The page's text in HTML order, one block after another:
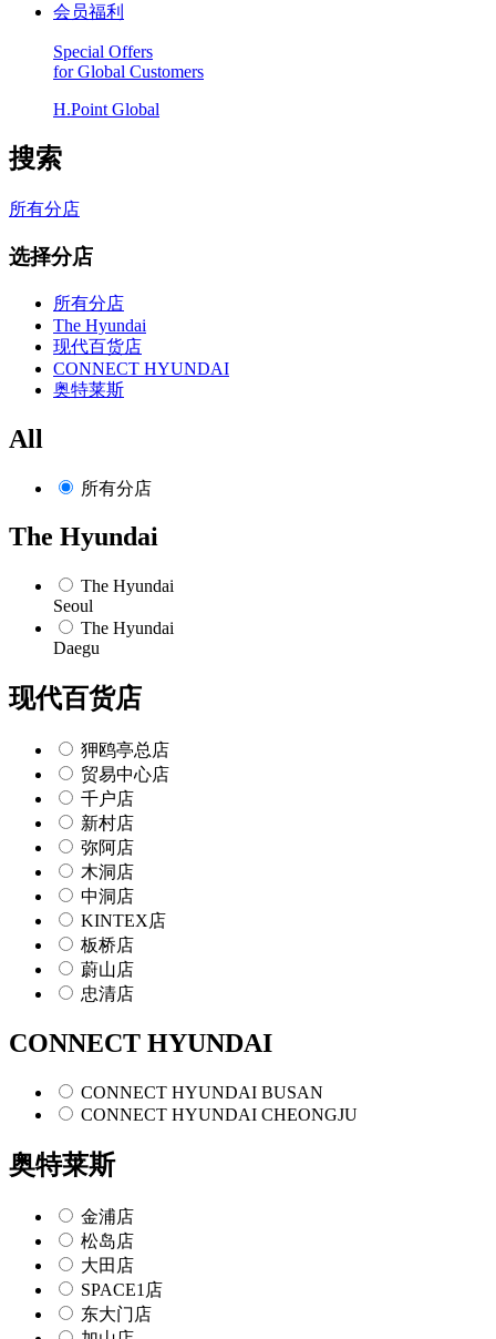
会员福利
Special Offers
for Global Customers
H.Point Global
搜索
所有分店
选择分店
所有分店
The Hyundai
现代百货店
CONNECT HYUNDAI
奥特莱斯
All
所有分店
The Hyundai
The Hyundai
Seoul
The Hyundai
Daegu
现代百货店
狎鸥亭总店
贸易中心店
千户店
新村店
弥阿店
木洞店
中洞店
KINTEX店
板桥店
蔚山店
忠清店
CONNECT HYUNDAI
CONNECT HYUNDAI BUSAN
CONNECT HYUNDAI CHEONGJU
奥特莱斯
金浦店
松岛店
大田店
SPACE1店
东大门店